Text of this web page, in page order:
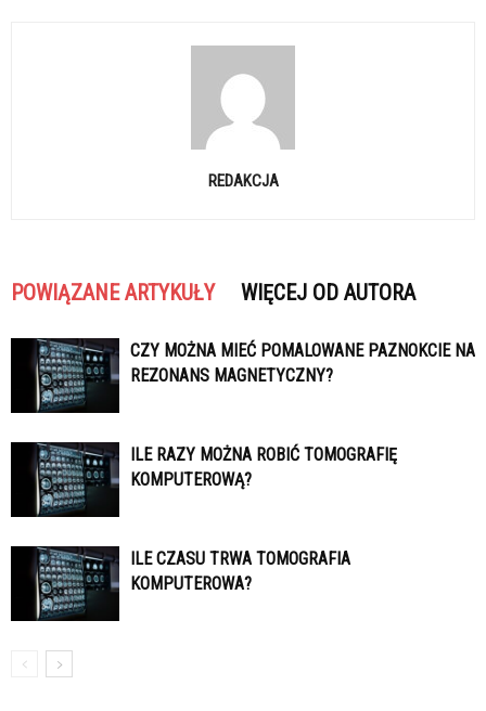
REDAKCJA
POWIĄZANE ARTYKUŁY WIĘCEJ OD AUTORA
CZY MOŻNA MIEĆ POMALOWANE PAZNOKCIE NA
REZONANS MAGNETYCZNY?
ILE RAZY MOŻNA ROBIĆ TOMOGRAFIĘ
KOMPUTEROWĄ?
ILE CZASU TRWA TOMOGRAFIA
KOMPUTEROWA?